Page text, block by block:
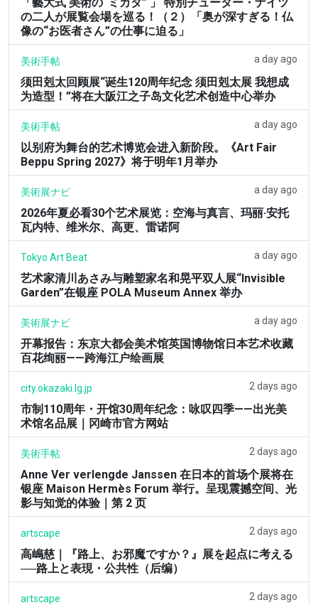
の二人が展覧会場を巡る！（２）「奥が深すぎる！仏
像の“お医者さん”の仕事に迫る」
美術手帖 a day ago
须田剋太回顾展“诞生120周年纪念 须田剋太展 我想成
为造型！”将在大阪江之子岛文化艺术创造中心举办
美術手帖 a day ago
以别府为舞台的艺术博览会进入新阶段。《Art Fair
Beppu Spring 2027》将于明年1月举办
美術展ナビ a day ago
2026年夏必看30个艺术展览：空海与真言、玛丽·安托
瓦内特、维米尔、高更、雷诺阿
Tokyo Art Beat a day ago
艺术家清川あさみ与雕塑家名和晃平双人展“Invisible
Garden”在银座 POLA Museum Annex 举办
美術展ナビ a day ago
开幕报告：东京大都会美术馆英国博物馆日本艺术收藏
百花绚丽——跨海江户绘画展
city.okazaki.lg.jp 2 days ago
市制110周年・开馆30周年纪念：咏叹四季——出光美
术馆名品展｜冈崎市官方网站
美術手帖 2 days ago
Anne Ver verlengde Janssen 在日本的首场个展将在
银座 Maison Hermès Forum 举行。呈现震撼空间、光
影与知觉的体验｜第 2 页
artscape 2 days ago
高嶋慈｜『路上、お邪魔ですか？』展を起点に考える
──路上と表現・公共性（后编）
artscape 2 days ago